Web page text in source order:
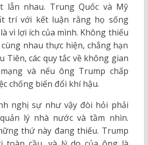
lẫn nhau. Trung Quốc và Mỹ
trí với kết luận rằng họ sống
vì lợi ích của mình. Không thiếu
nhau thực hiện, chẳng hạn
Tiên, các quy tắc về không gian
và nếu ông Trump chấp
chống biến đổi khí hậu.
nghị sự như vậy đòi hỏi phải
lý nhà nước và tầm nhìn.
thứ này đang thiếu. Trump